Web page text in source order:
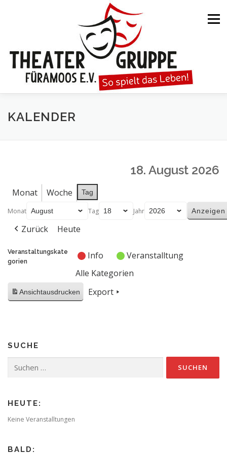
Menü
STARTSEITE
KALENDER GESPIELTE STÜCKE
KALENDER
18. August 2026
Monat Woche Tag
Monat Tag Jahr
Zurück Heute
Veranstaltungskate
gorien
Info
Veranstalltung
Alle Kategorien
Ansichtausdrucken Export
SUCHE
nach:
HEUTE:
Keine Veranstalltungen
BALD: